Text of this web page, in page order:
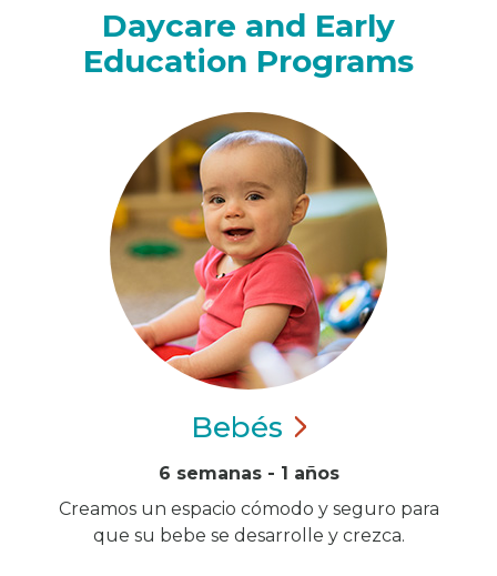
Daycare and Early
Education Programs
Bebés
6 semanas - 1 años
Creamos un espacio cómodo y seguro para
que su bebe se desarrolle y crezca.